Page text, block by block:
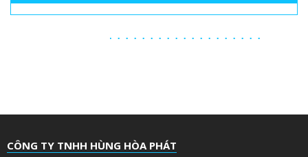
CÔNG TY TNHH HÙNG HÒA PHÁT